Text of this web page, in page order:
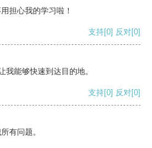
担心我的学习啦！
支持[0] 反对[0]
我能够快速到达目的地。
支持[0] 反对[0]
有问题。